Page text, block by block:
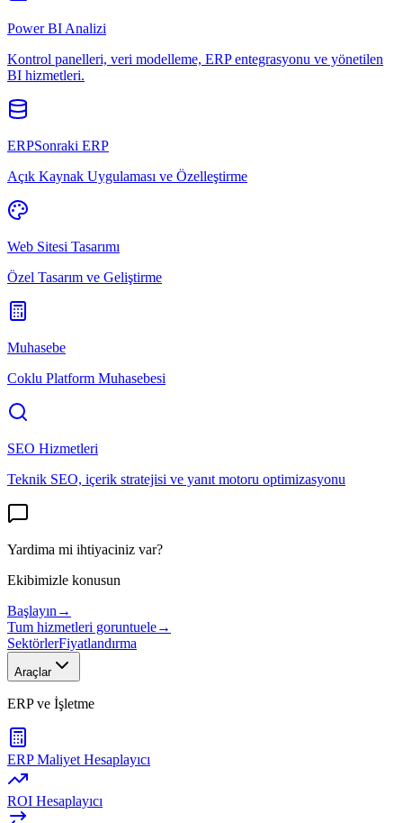
Power BI Analizi
Kontrol panelleri, veri modelleme, ERP entegrasyonu ve yönetilen
BI hizmetleri.
ERPSonraki ERP
Açık Kaynak Uygulaması ve Özelleştirme
Web Sitesi Tasarımı
Özel Tasarım ve Geliştirme
Muhasebe
Coklu Platform Muhasebesi
SEO Hizmetleri
Teknik SEO, içerik stratejisi ve yanıt motoru optimizasyonu
Yardima mi ihtiyaciniz var?
Ekibimizle konusun
Başlayın →
Tum hizmetleri goruntuele→
SektörlerFiyatlandırma
Araçlar
ERP ve İşletme
ERP Maliyet Hesaplayıcı
ROI Hesaplayıcı